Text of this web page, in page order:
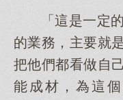
「這是一定
的業務，主要就
把他們都看做自
能成材，為這